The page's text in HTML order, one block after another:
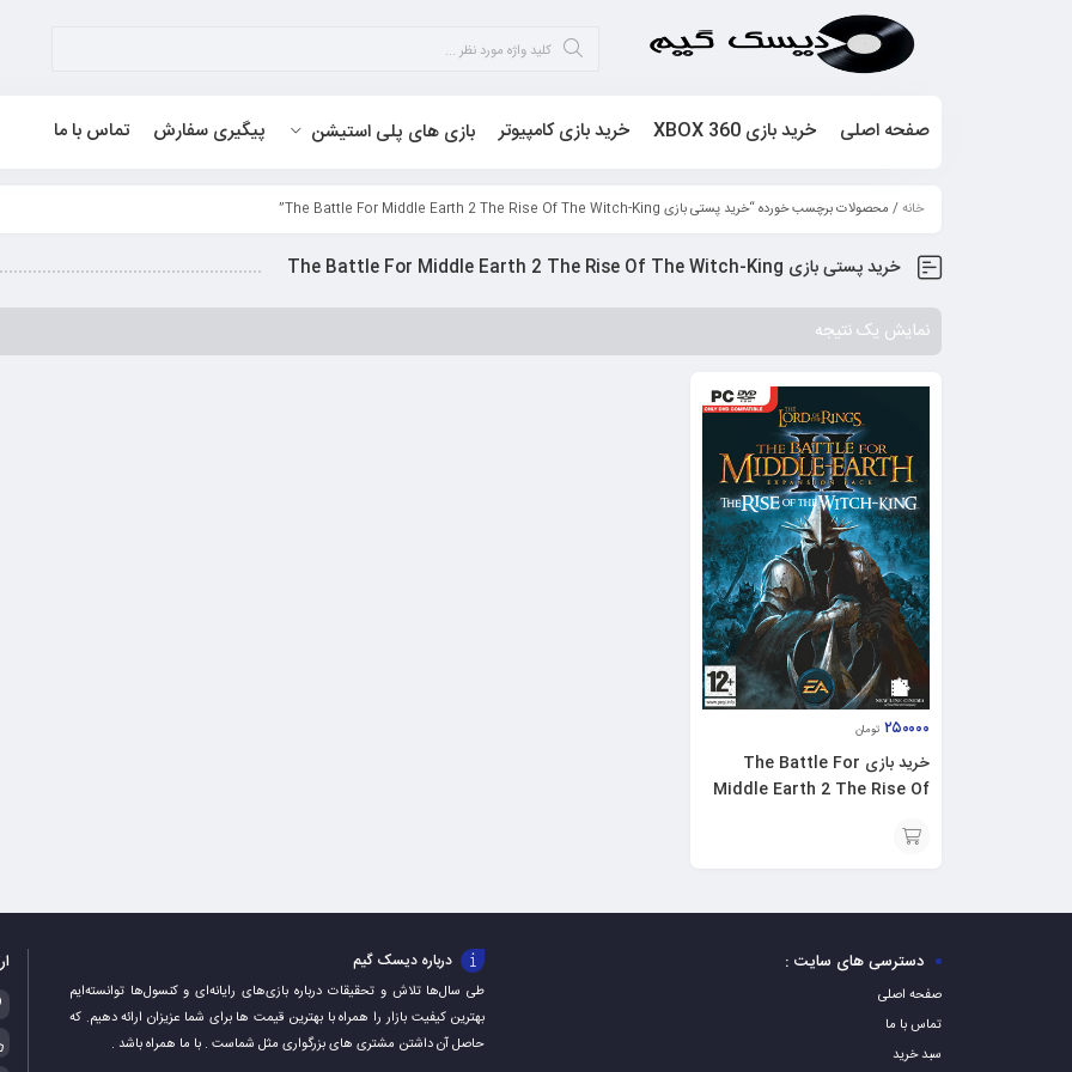
صفحه اصلی خرید بازی XBOX 360 خرید بازی کامپیوتر بازی های پلی استیشن پیگیری سفارش تماس با ما
خانه/ محصولات برچسب خورده “خرید پستی بازی The Battle For Middle Earth 2 The Rise Of The Witch-King”
خرید پستی بازی The Battle For Middle Earth 2 The Rise Of The Witch-King
نمایش یک نتیجه
۲۵۰۰۰۰ تومان
خرید بازی The Battle For
Middle Earth 2 The Rise Of
به
دسترسی های سایت :
صفحه اصلی
تماس با ما
سبد خرید
درباره دیسک گیم
طی سال‌ها تلاش و تحقیقات درباره بازی‌های رایانه‌ای و کنسول‌ها توانسته‌ایم
بهترین کیفیت بازار را همراه با بهترین قیمت ها برای شما عزیزان ارائه دهیم. که
حاصل آن داشتن مشتری های بزرگواری مثل شماست . با ما همراه باشد .